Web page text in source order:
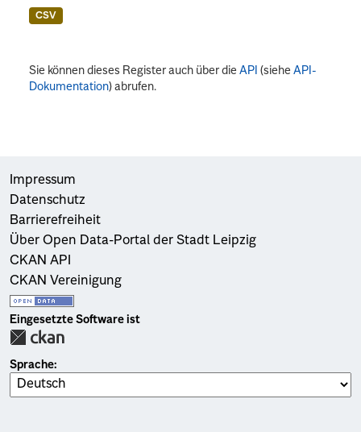
CSV
Sie können dieses Register auch über dieAPI (sieheAPI-
Dokumentation) abrufen.
Impressum
Datenschutz
Barrierefreiheit
Über Open Data-Portal der Stadt Leipzig
CKAN API
CKAN Vereinigung
Eingesetzte Software ist
Sprache